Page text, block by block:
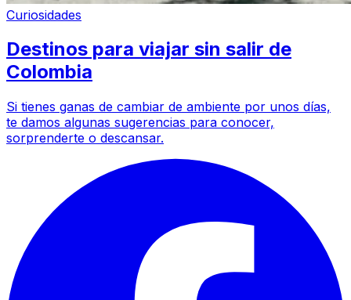
Curiosidades
Destinos para viajar sin salir de
Colombia
Si tienes ganas de cambiar de ambiente por unos días,
te damos algunas sugerencias para conocer,
sorprenderte o descansar.